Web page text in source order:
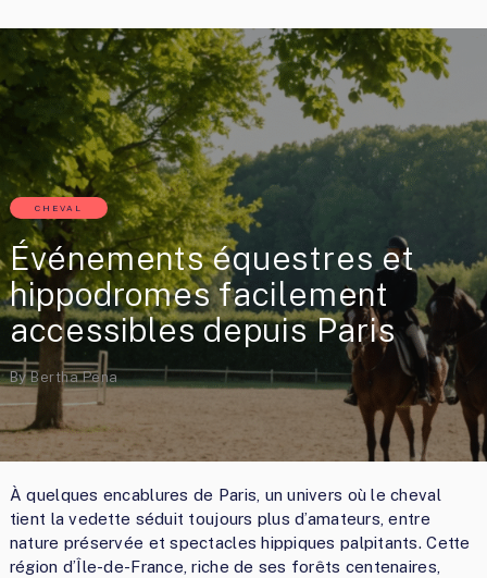
CHEVAL
Événements équestres et
hippodromes facilement
accessibles depuis Paris
ByBertha Pena
À quelques encablures de Paris, un univers où le cheval
tient la vedette séduit toujours plus d’amateurs, entre
nature préservée et spectacles hippiques palpitants. Cette
région d’Île-de-France, riche de ses forêts centenaires,